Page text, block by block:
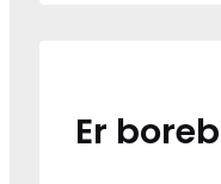
Er